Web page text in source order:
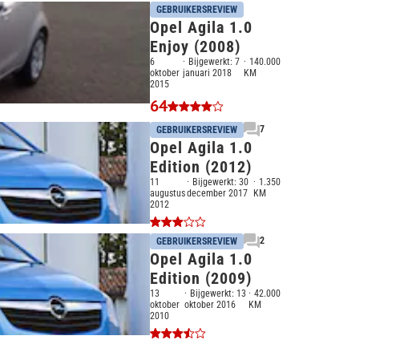
GEBRUIKERSREVIEW
Opel Agila 1.0
Enjoy (2008)
6
oktober
2015
Bijgewerkt: 7
januari 2018
140.000
KM
64
GEBRUIKERSREVIEW 7
Opel Agila 1.0
Edition (2012)
11
augustus
2012
Bijgewerkt: 30
december 2017
1.350
KM
GEBRUIKERSREVIEW 2
Opel Agila 1.0
Edition (2009)
13
oktober
2010
Bijgewerkt: 13
oktober 2016
42.000
KM